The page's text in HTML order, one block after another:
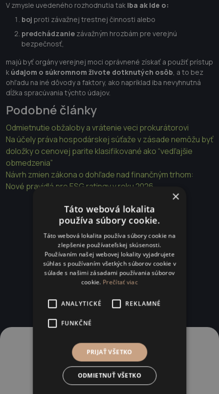
V zmysle uvedeného rozhodnutia tak iba ak ide o:
boj proti závažnej trestnej činnosti alebo
predchádzanie závažným hrozbám pre verejnú
bezpečnosť,
majú byť orgány verejnej moci oprávnené získať a použiť prístup
k údajom o súkromnom živote dotknutých osôb, a to bez
ohľadu na iné dôvody a faktory, ako napríklad iba nevyhnutná
dĺžka spracúvania týchto údajov.
Podobné články
Odmietnutie obžaloby a vrátenie veci prokurátorovi
Na účely práva hospodárskej súťaže v zásade nemôžu byť
doložky o cenovej parite klasifikované ako “vedľajšie
obmedzenia”
Návrh zmien zákona o dohľade nad finančným trhom:
Nové pravidlá pre ESG ratingy v roku 2026
×
Táto webová lokalita
používa súbory cookie.
Táto webová lokalita používa súbory cookie na
zlepšenie používateľskej skúsenosti.
Používaním našej webovej lokality vyjadrujete
súhlas s používaním všetkých súborov cookie v
súlade s našimi zásadami používania súborov
cookie. Prečítať viac
ANALYTICKÉ REKLAMNÉ
FUNKČNÉ
PRIJAŤ VŠETKO
ODMIETNUŤ VŠETKO